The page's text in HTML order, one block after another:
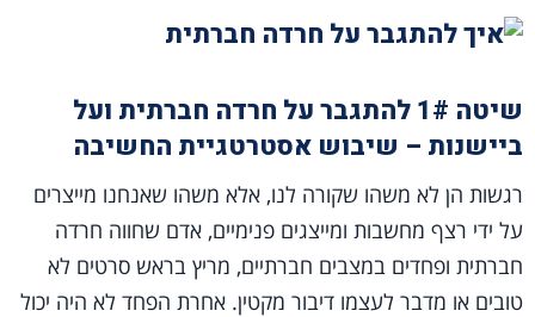
שיטה 1# להתגבר על חרדה חברתית ועל
ביישנות – שיבוש אסטרטגיית החשיבה
רגשות הן לא משהו שקורה לנו, אלא משהו שאנחנו מייצרים
על ידי רצף מחשבות ומייצגים פנימיים, אדם שחווה חרדה
חברתית ופחדים במצבים חברתיים, מריץ בראש סרטים לא
טובים או מדבר לעצמו דיבור מקטין. אחרת הפחד לא היה יכול